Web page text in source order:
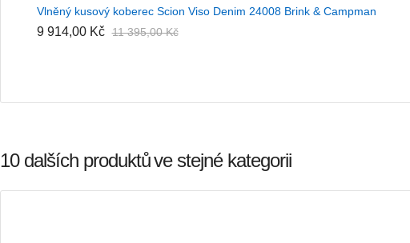
+ PŘIDAT DO KOŠÍKU
Vlněný kusový koberec Scion Viso Denim 24008 Brink & Campman
9 914,00 Kč 11 395,00 Kč
10 dalších produktůve stejné kategorii